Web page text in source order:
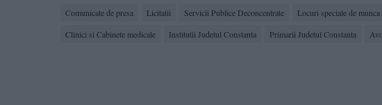
Comunicate de presa Licitatii Servicii Publice Deconcentrate Locuri speciale de munca
Clinici si Cabinete medicale
Institutii Judetul Constanta Primarii Judetul Constanta